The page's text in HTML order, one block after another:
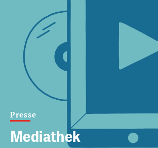
Presse
Mediathek